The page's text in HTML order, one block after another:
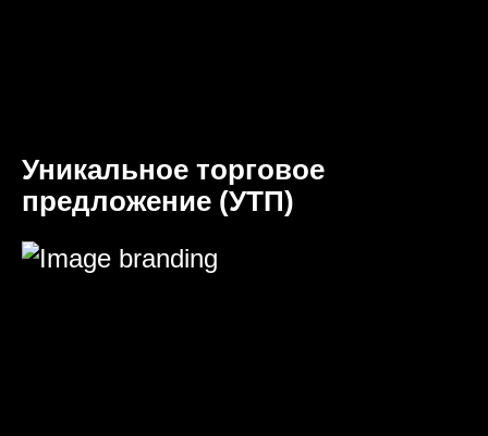
Уникальное торговое
предложение (УТП)